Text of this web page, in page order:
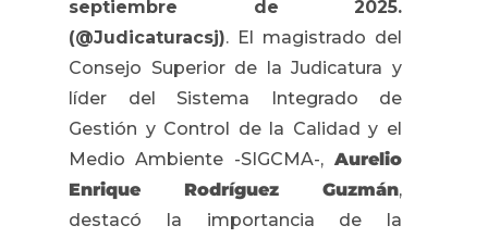
septiembre de 2025.
(@Judicaturacsj). El magistrado del
Consejo Superior de la Judicatura y
líder del Sistema Integrado de
Gestión y Control de la Calidad y el
Medio Ambiente -SIGCMA-, Aurelio
Enrique Rodríguez Guzmán,
destacó la importancia de la